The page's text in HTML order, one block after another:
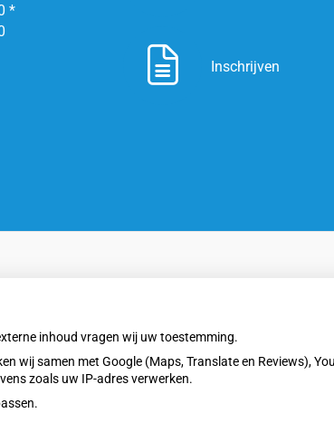
*
Inschrijven
dit te zien.inhoud vragen wij uw toestemming.
samen met Google (Maps, Translate en Reviews),
zoals uw IP-adres verwerken.